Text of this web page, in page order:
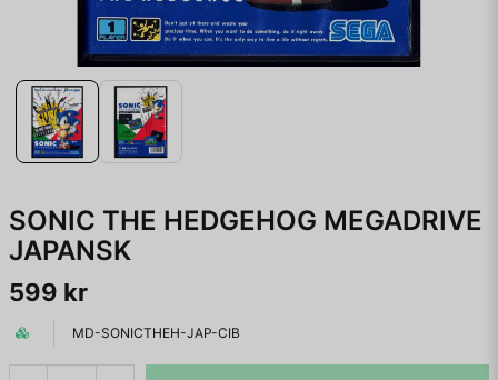
SONIC THE HEDGEHOG MEGADRIVE
JAPANSK
599 kr
MD-SONICTHEH-JAP-CIB